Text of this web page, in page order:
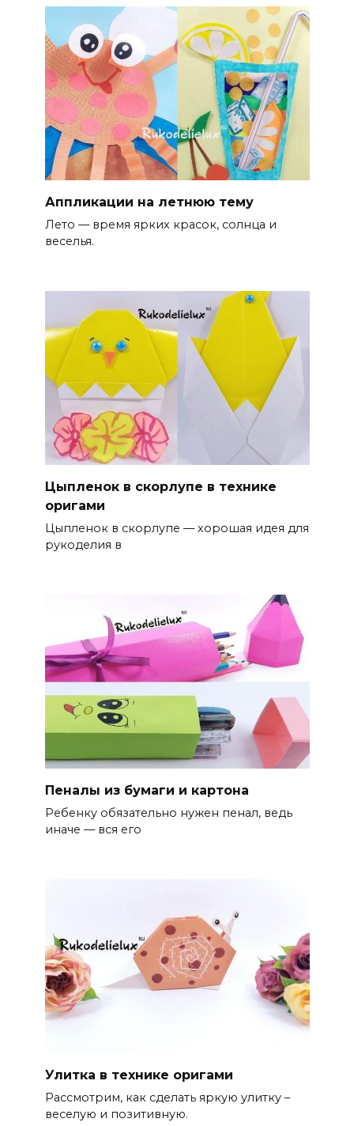
Аппликации на летнюю тему
Лето — время ярких красок, солнца и
веселья.
Цыпленок в скорлупе в технике
оригами
Цыпленок в скорлупе — хорошая идея для
рукоделия в
Пеналы из бумаги и картона
Ребенку обязательно нужен пенал, ведь
иначе — вся его
Улитка в технике оригами
Рассмотрим, как сделать яркую улитку –
веселую и позитивную.